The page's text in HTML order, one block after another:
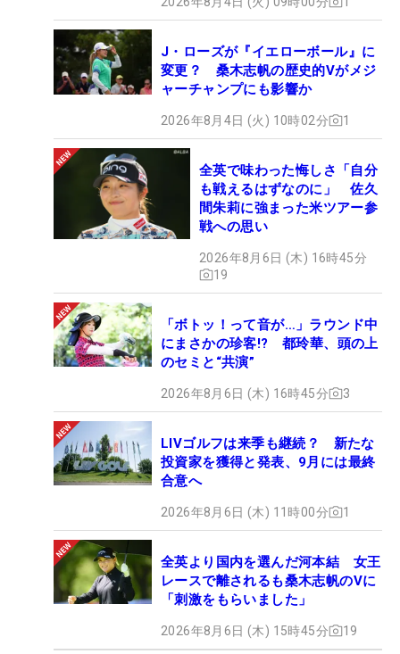
J・ローズが『イエローボール』に
変更？ 桑木志帆の歴史的Vがメジ
ャーチャンプにも影響か
2026年8月4日 (火) 10時02分 1
全英で味わった悔しさ「自分
も戦えるはずなのに」 佐久
間朱莉に強まった米ツアー参
戦への思い
2026年8月6日 (木) 16時45分
19
「ボトッ！って音が…」ラウンド中
にまさかの珍客!? 都玲華、頭の上
のセミと“共演”
2026年8月6日 (木) 16時45分 3
LIVゴルフは来季も継続？ 新たな
投資家を獲得と発表、9月には最終
合意へ
2026年8月6日 (木) 11時00分 1
全英より国内を選んだ河本結 女王
レースで離されるも桑木志帆のVに
「刺激をもらいました」
2026年8月6日 (木) 15時45分 19